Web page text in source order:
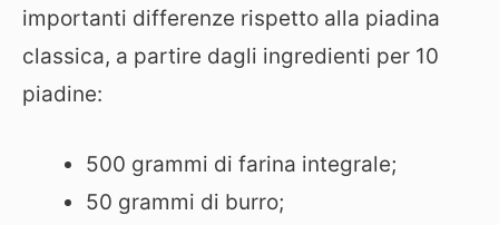
importanti differenze rispetto alla piadina
classica, a partire dagli ingredienti per 10
piadine:
500 grammi di farina integrale;
50 grammi di burro;